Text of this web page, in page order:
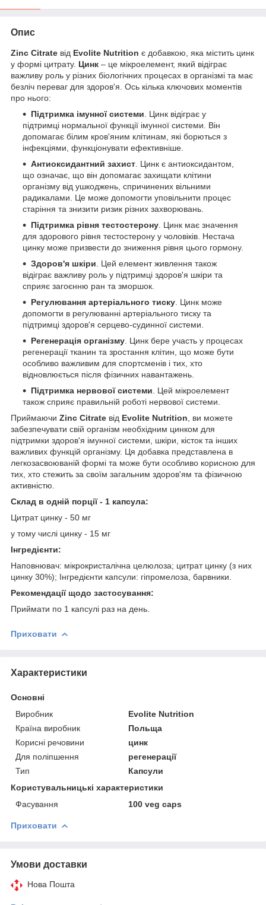
Опис
Zinc Citrate від Evolite Nutrition є добавкою, яка містить цинк
у формі цитрату. Цинк – це мікроелемент, який відіграє
важливу роль у різних біологічних процесах в організмі та має
безліч переваг для здоров'я. Ось кілька ключових моментів
про нього:
Підтримка імунної системи . Цинк відіграє у
підтримці нормальної функції імунної системи. Він
допомагає білим кров'яним клітинам, які борються з
інфекціями, функціонувати ефективніше.
Антиоксидантний захист . Цинк є антиоксидантом,
що означає, що він допомагає захищати клітини
організму від ушкоджень, спричинених вільними
радикалами. Це може допомогти уповільнити процес
старіння та знизити ризик різних захворювань.
Підтримка рівня тестостерону . Цинк має значення
для здорового рівня тестостерону у чоловіків. Нестача
цинку може призвести до зниження рівня цього гормону.
Здоров'я шкіри . Цей елемент живлення також
відіграє важливу роль у підтримці здоров'я шкіри та
сприяє загоєнню ран та зморшок.
Регулювання артеріального тиску . Цинк може
допомогти в регулюванні артеріального тиску та
підтримці здоров'я серцево-судинної системи.
Регенерація організму . Цинк бере участь у процесах
регенерації тканин та зростання клітин, що може бути
особливо важливим для спортсменів і тих, хто
відновлюється після фізичних навантажень.
Підтримка нервової системи . Цей мікроелемент
також сприяє правильній роботі нервової системи.
Приймаючи Zinc Citrate від Evolite Nutrition , ви можете
забезпечувати свій організм необхідним цинком для
підтримки здоров'я імунної системи, шкіри, кісток та інших
важливих функцій організму. Ця добавка представлена в
легкозасвоюваній формі та може бути особливо корисною для
тих, хто стежить за своїм загальним здоров'ям та фізичною
активністю.
Склад в одній порції - 1 капсула:
Цитрат цинку - 50 мг
у тому числі цинку - 15 мг
Інгредієнти:
Наповнювач: мікрокристалічна целюлоза; цитрат цинку (з них
цинку 30%); Інгредієнти капсули: гіпромелоза, барвники.
Рекомендації щодо застосування:
Приймати по 1 капсулі раз на день.
Приховати
Характеристики
Основні
Виробник
Evolite Nutrition
Країна виробник
Польща
Корисні речовини
цинк
Для поліпшення
регенерації
Тип
Капсули
Користувальницькі характеристики
Фасування
100 veg caps
Приховати
Умови доставки
Нова Пошта